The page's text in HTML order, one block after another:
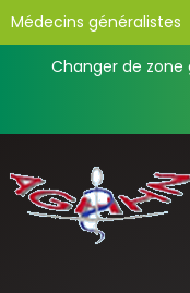
Médecins généralistes
Changer de zone